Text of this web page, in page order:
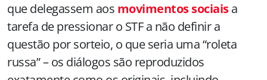
que delegassem aos movimentos sociaisa
tarefa de pressionar o STF a não definir a
questão por sorteio, o que seria uma “roleta
russa” – os diálogos são reproduzidos